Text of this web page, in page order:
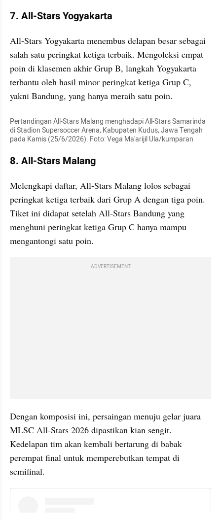
7. All-Stars Yogyakarta
All-Stars Yogyakarta menembus delapan besar sebagai
salah satu peringkat ketiga terbaik. Mengoleksi empat
poin di klasemen akhir Grup B, langkah Yogyakarta
terbantu oleh hasil minor peringkat ketiga Grup C,
yakni Bandung, yang hanya meraih satu poin.
Pertandingan All-Stars Malang menghadapi All-Stars Samarinda
di Stadion Supersoccer Arena, Kabupaten Kudus, Jawa Tengah
pada Kamis (25/6/2026). Foto: Vega Ma'arijil Ula/kumparan
8. All-Stars Malang
Melengkapi daftar, All-Stars Malang lolos sebagai
peringkat ketiga terbaik dari Grup A dengan tiga poin.
Tiket ini didapat setelah All-Stars Bandung yang
menghuni peringkat ketiga Grup C hanya mampu
mengantongi satu poin.
ADVERTISEMENT
Dengan komposisi ini, persaingan menuju gelar juara
MLSC All-Stars 2026 dipastikan kian sengit.
Kedelapan tim akan kembali bertarung di babak
perempat final untuk memperebutkan tempat di
semifinal.